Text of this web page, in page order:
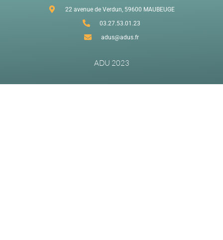
22 avenue de Verdun, 59600 MAUBEUGE
03.27.53.01.23
adus@adus.fr
ADU 2023